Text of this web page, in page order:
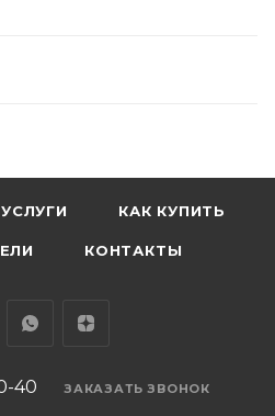
УСЛУГИ КАК КУПИТЬ
КОНТАКТЫ
40 ЗАКАЗАТЬ ЗВОНОК